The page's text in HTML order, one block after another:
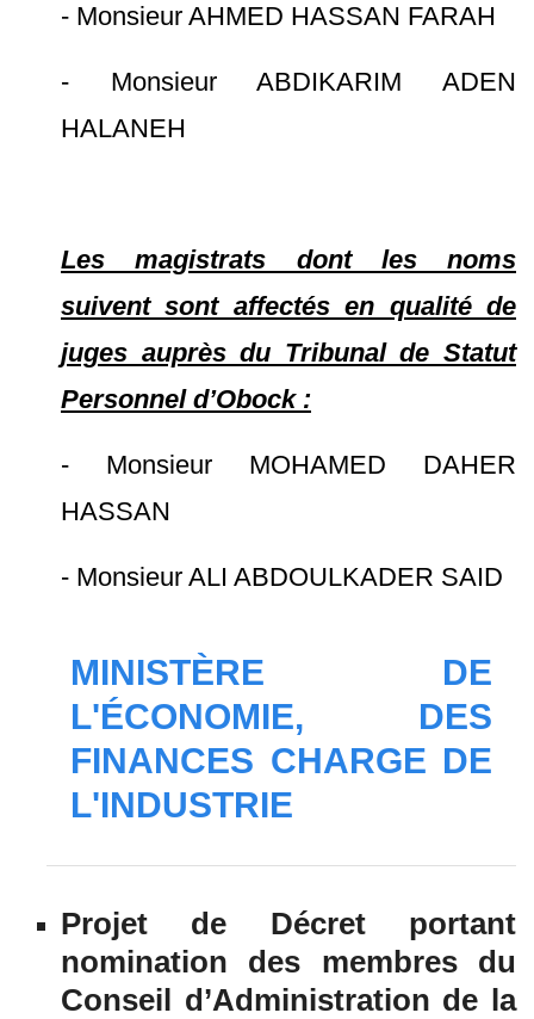
- Monsieur AHMED HASSAN FARAH
- Monsieur ABDIKARIM ADEN
HALANEH
Les magistrats dont les noms
suivent sont affectés en qualité de
juges auprès du Tribunal de Statut
Personnel d’Obock :
- Monsieur MOHAMED DAHER
HASSAN
- Monsieur ALI ABDOULKADER SAID
MINISTÈRE DE
L'ÉCONOMIE, DES
FINANCES CHARGE DE
L'INDUSTRIE
Projet de Décret portant
nomination des membres du
Conseil d’Administration de la